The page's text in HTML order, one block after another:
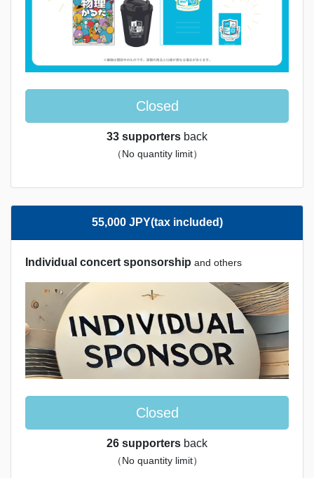
Closed
33 supporters back
（No quantity limit）
55,000 JPY(tax included)
Individual concert sponsorship and others
Closed
26 supporters back
（No quantity limit）